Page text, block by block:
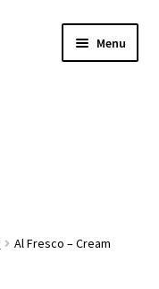
Menu
Al Fresco – Cream